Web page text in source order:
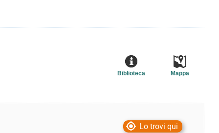
Mappa
Biblioteca
Lo trovi qui